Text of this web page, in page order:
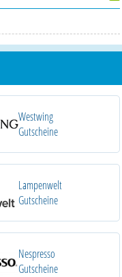
Westwing
Gutscheine
Lampenwelt
Gutscheine
Nespresso
Gutscheine